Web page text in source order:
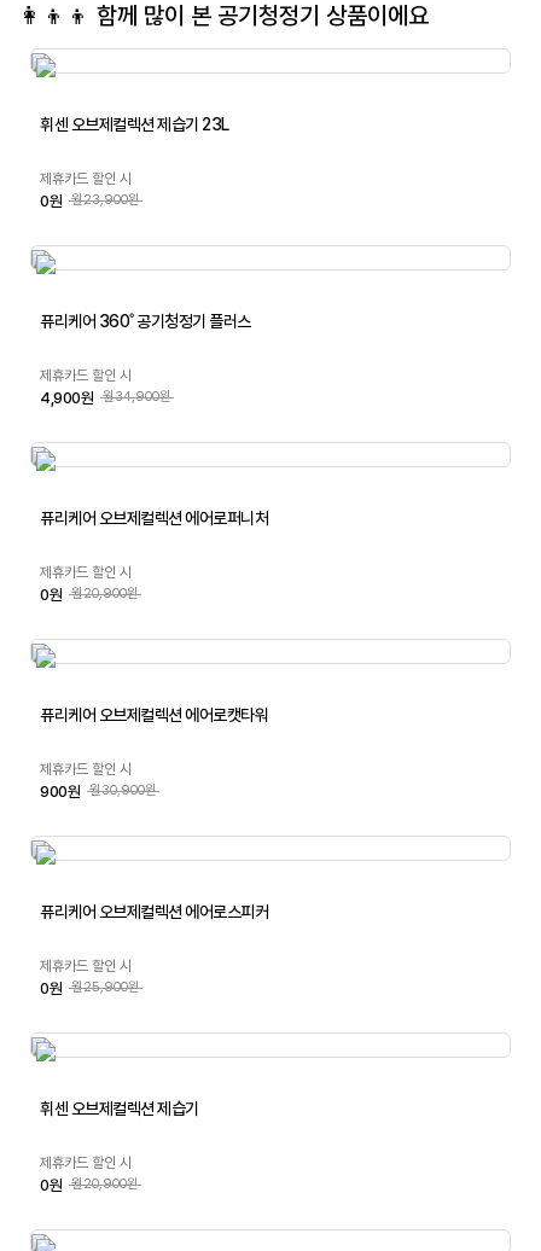
👩‍👦‍👦 함께 많이 본 공기청정기 상품이에요
휘센 오브제컬렉션 제습기 23L
제휴카드 할인 시
0원 월23,900원
퓨리케어 360˚ 공기청정기 플러스
제휴카드 할인 시
4,900원 월34,900원
퓨리케어 오브제컬렉션 에어로퍼니처
제휴카드 할인 시
0원 월20,900원
퓨리케어 오브제컬렉션 에어로캣타워
제휴카드 할인 시
900원 월30,900원
퓨리케어 오브제컬렉션 에어로스피커
제휴카드 할인 시
0원 월25,900원
휘센 오브제컬렉션 제습기
제휴카드 할인 시
0원 월20,900원